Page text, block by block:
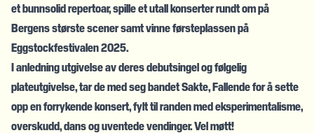
et bunnsolid repertoar, spille et utall konserter rundt om på
Bergens største scener samt vinne førsteplassen på
Eggstockfestivalen 2025.
I anledning utgivelse av deres debutsingel og følgelig
plateutgivelse, tar de med seg bandet Sakte, Fallende for å sette
opp en forrykende konsert, fylt til randen med eksperimentalisme,
overskudd, dans og uventede vendinger. Vel møtt!